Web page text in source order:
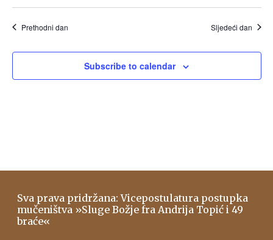
Prethodni dan Sljedeći dan
Subscribe to calendar
Sva prava pridržana: Vicepostulatura postupka
mučeništva »Sluge Božje fra Andrija Topić i 49
braće«